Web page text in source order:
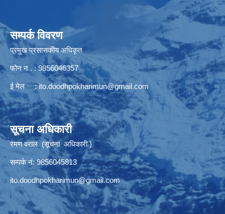
सम्पर्क विवरण
प्रमुख प्रसासकीय अधिकृत
फोन न . : 9856046357
ई मेल :ito.doodhpokharimun@gmail.com
सूचना अधिकारी
रमण वराल (सूचना अधिकारी )
सम्पर्क नं: 9856045813
ito.doodhpokharimun@gmail.com